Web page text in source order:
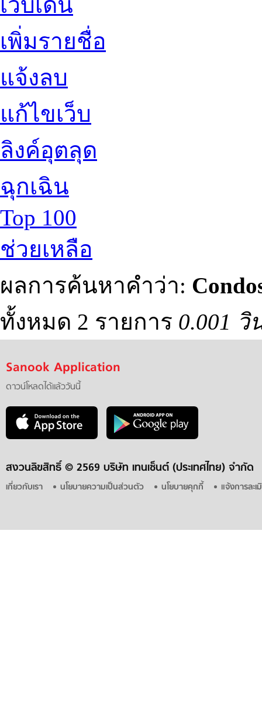
เพิ่มรายชื่อ
แจ้งลบ
แก้ไขเว็บ
ลิงค์อุตลุด
ฉุกเฉิน
Top 100
ช่วยเหลือ
ผลการค้นหาคำว่า:
ทั้งหมด 2 รายการ 0.001 วิ
Sanook Application
ดาวน์โหลดได้แล้ววันนี้
สงวนลิขสิทธิ์ © 2569 บริษัท เทนเซ็นต์ (ประเทศไทย) จำกัด
เกี่ยวกับเรา นโยบายความเป็นส่วนตัว นโยบายคุกกี้ แจ้งการละ